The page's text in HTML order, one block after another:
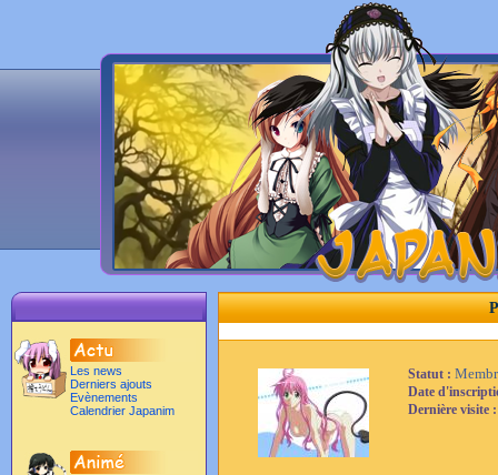
Les news
Derniers ajouts
Evènements
Calendrier Japanim
Statut :
Date
Dernière visite